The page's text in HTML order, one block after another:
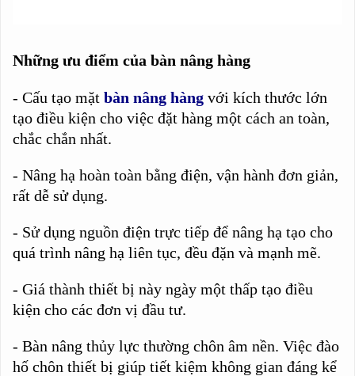
Những ưu điểm của bàn nâng hàng
- Cấu tạo mặt bàn nâng hàng với kích thước lớn
tạo điều kiện cho việc đặt hàng một cách an toàn,
chắc chắn nhất.
- Nâng hạ hoàn toàn bằng điện, vận hành đơn giản,
rất dễ sử dụng.
- Sử dụng nguồn điện trực tiếp để nâng hạ tạo cho
quá trình nâng hạ liên tục, đều đặn và mạnh mẽ.
- Giá thành thiết bị này ngày một thấp tạo điều
kiện cho các đơn vị đầu tư.
- Bàn nâng thủy lực thường chôn âm nền. Việc đào
hố chôn thiết bị giúp tiết kiệm không gian đáng kể